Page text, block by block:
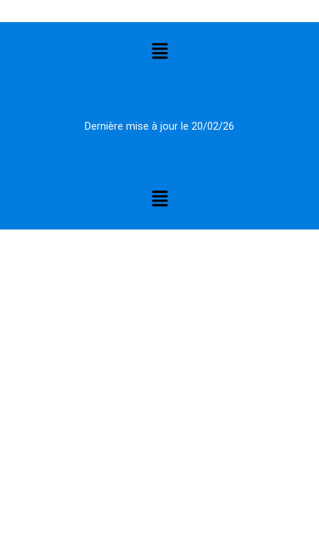
Menu
Dernière mise à jour le 20/02/26
Menu